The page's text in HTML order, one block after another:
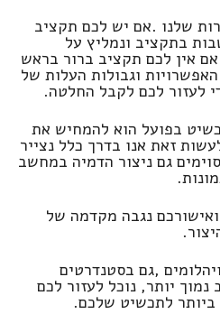
שלנו .אם יש לכם תקציב
בתקציב ונמליץ ​​על
אין לכם תקציב ברור בראש
וגבולות העלות של
לעזור לכם לקבל החלטה.
בפועל הוא להמחיש את
זאת אנו בדרך כלל נצייר
גם ניצור הדמיה במחשב
נגבה מקדמה של
,גם בסטנדרטים
נמוך יותר, נוכל לעזור לכם
ביותר לתכשיט שלכם.